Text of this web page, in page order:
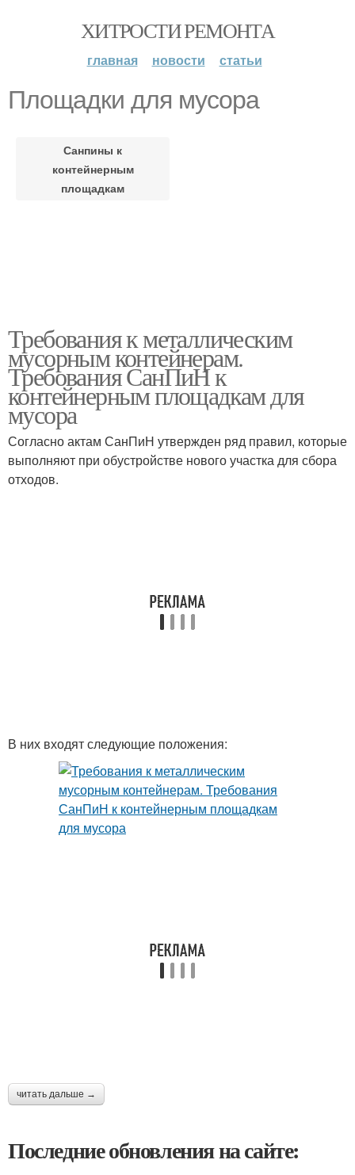
ХИТРОСТИ РЕМОНТА
главная новости статьи
Площадки для мусора
Санпины к
контейнерным
площадкам
Требования к металлическим
мусорным контейнерам.
Требования СанПиН к
контейнерным площадкам для
мусора
Согласно актам СанПиН утвержден ряд правил, которые
выполняют при обустройстве нового участка для сбора
отходов.
В них входят следующие положения:
читать дальше →
Последние обновления на сайте: